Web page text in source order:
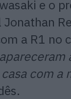
e o
a R1 no
com a